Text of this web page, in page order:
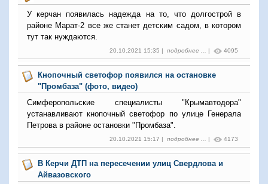
У керчан появилась надежда на то, что долгострой в
районе Марат-2 все же станет детским садом, в котором
тут так нуждаются.
20.10.2021 15:35 | подробнее ... | 4095
Кнопочный светофор появился на остановке
"Промбаза" (фото, видео)
Симферопольские специалисты "Крымавтодора"
устанавливают кнопочный светофор по улице Генерала
Петрова в районе остановки "Промбаза".
20.10.2021 15:17 | подробнее ... | 4173
В Керчи ДТП на пересечении улиц Свердлова и
Айвазовского